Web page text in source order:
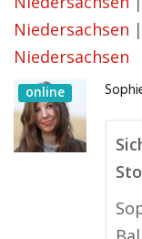
Niedersachsen |
Niedersachsen
online